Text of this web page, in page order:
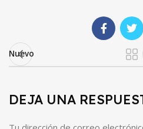
Nuevo
DEJA UNA